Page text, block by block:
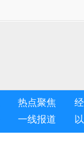
热点聚焦
一线报道